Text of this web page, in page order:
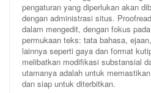
pengaturan yang diperlukan akan
dengan administrasi situs.
dalam mengedit, dengan fokus
permukaan teks: tata bahasa,
lainnya seperti gaya dan format
melibatkan modifikasi substansial
utamanya adalah untuk
dan siap untuk diterbitkan.